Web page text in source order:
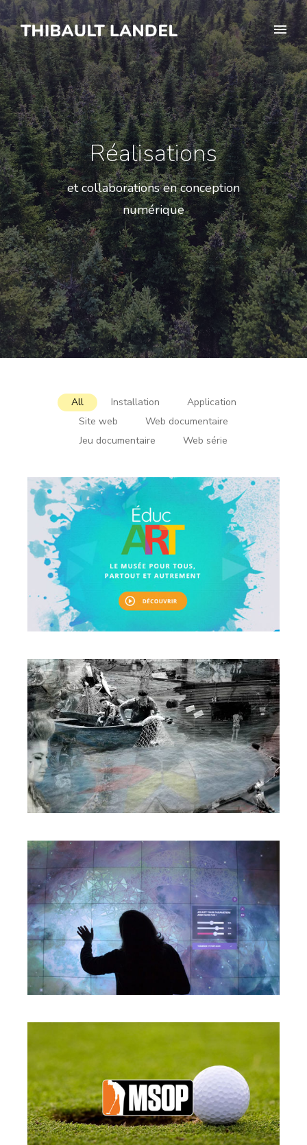
Réalisations
et collaborations en conception
numérique
All Installation
Application
Site web
Web documentaire
Jeu documentaire
Web série